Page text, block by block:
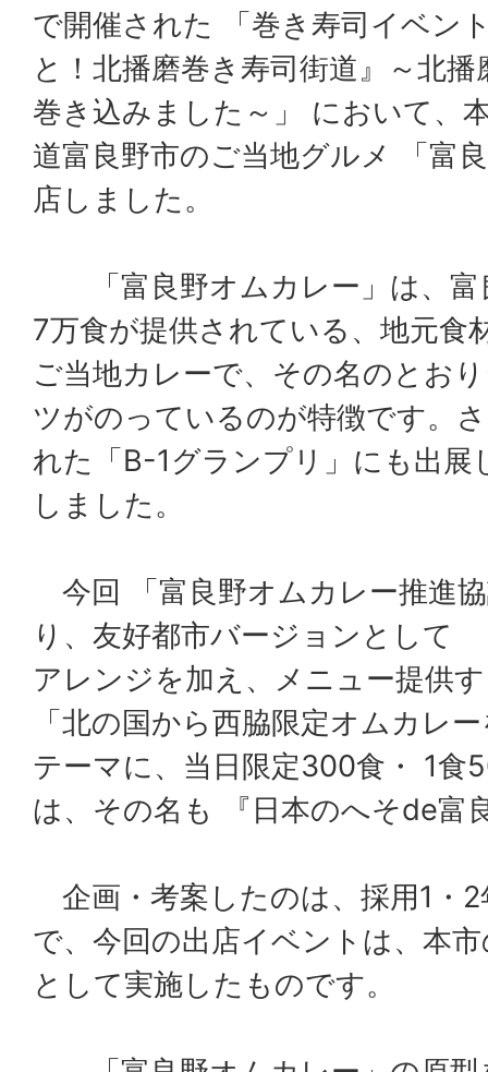
で開催された 「巻き寿司イベン
と！北播磨巻き寿司街道』～北
巻き込みました～」 において、
道富良野市のご当地グルメ 「富
店しました。
「富良野オムカレー」は、富
7万食が提供されている、地元食
ご当地カレーで、その名のとお
ツがのっているのが特徴です。
れた「B-1グランプリ」にも出展
しました。
今回 「富良野オムカレー推進
り、友好都市バージョンとして
アレンジを加え、メニュー提供
「北の国から西脇限定オムカレ
テーマに、当日限定300食・ 1食
は、その名も 『日本のへそde富
企画・考案したのは、採用1・
で、今回の出店イベントは、本
として実施したものです。